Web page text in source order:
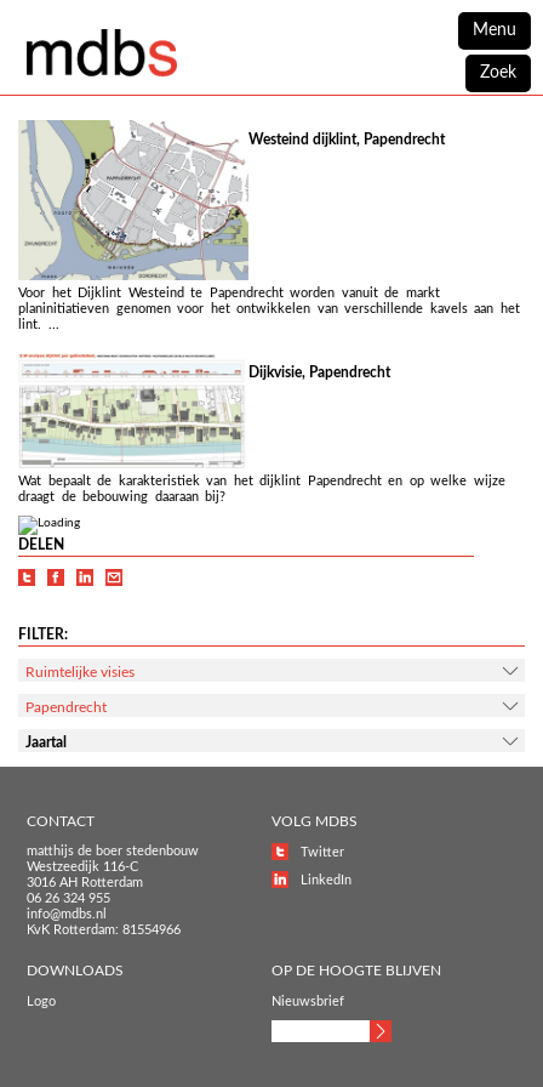
Menu
Zoek
Westeind dijklint, Papendrecht
Voor het Dijklint Westeind te Papendrecht worden vanuit de markt
planinitiatieven genomen voor het ontwikkelen van verschillende kavels aan het
lint. ...
Dijkvisie, Papendrecht
Wat bepaalt de karakteristiek van het dijklint Papendrecht en op welke wijze
draagt de bebouwing daaraan bij?
DELEN
FILTER:
Ruimtelijke visies
Papendrecht
Jaartal
CONTACT
matthijs de boer stedenbouw
Westzeedijk 116-C
3016 AH Rotterdam
06 26 324 955
info@mdbs.nl
KvK Rotterdam: 81554966
VOLG MDBS
Twitter
LinkedIn
DOWNLOADS
Logo
OP DE HOOGTE BLIJVEN
Nieuwsbrief